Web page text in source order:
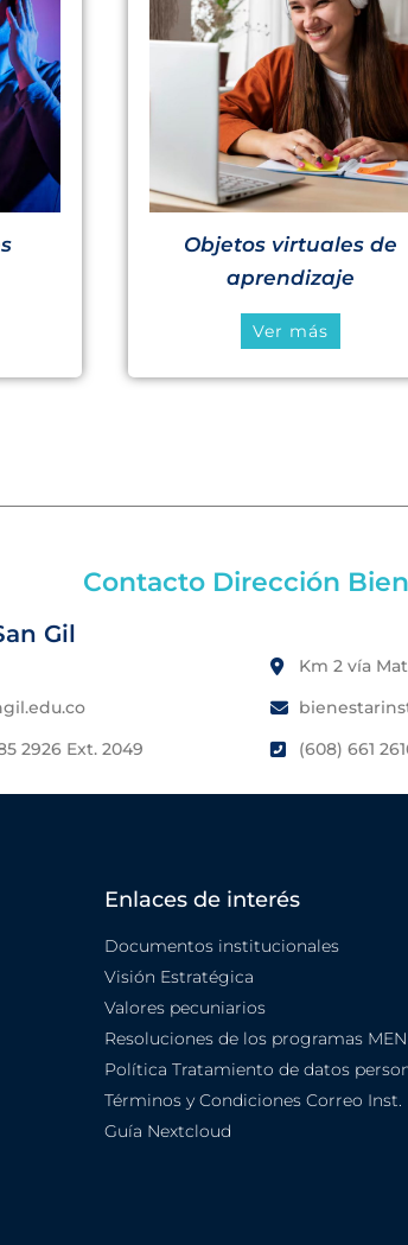
Objetos virtuales de
aprendizaje
Ver más
Contacto Dirección
Gil
2926 Ext. 2049
Km 2 vía
(608) 661
Enlaces de interés
Documentos institucionales
Visión Estratégica
Valores pecuniarios
Resoluciones de los programas MEN
Política Tratamiento de datos
Términos y Condiciones Correo Inst.
Guía Nextcloud